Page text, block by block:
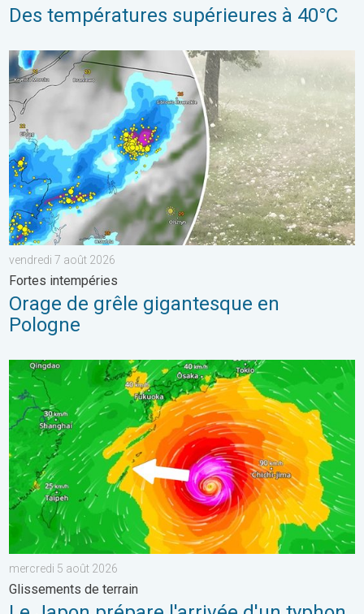
Des températures supérieures à 40°C
Orage de grêle gigantesque en Pologne. Fortes intempéries.
vendredi 7 août 2026
Fortes intempéries
Orage de grêle gigantesque en
Pologne
Le Japon prépare l'arrivée d'un typhon. Glissements de
mercredi 5 août 2026
Glissements de terrain